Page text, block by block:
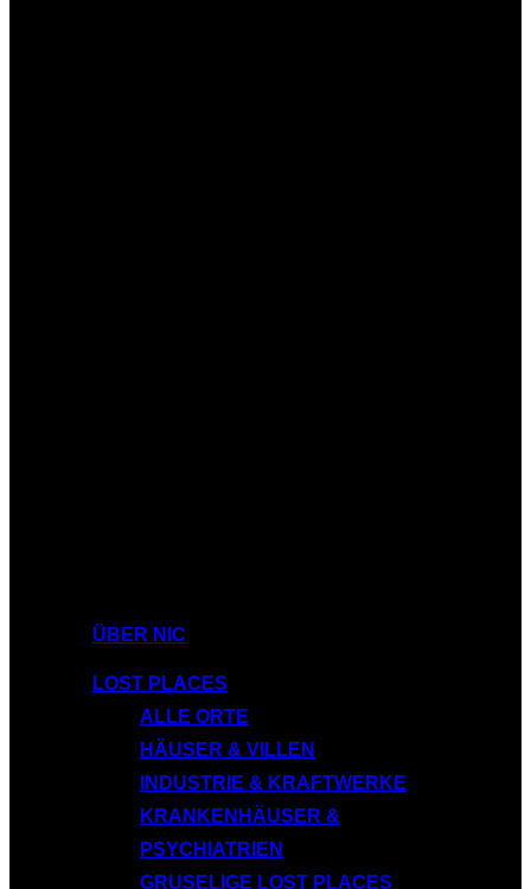
ÜBER NIC
LOST PLACES
ALLE ORTE
HÄUSER & VILLEN
INDUSTRIE & KRAFTWERKE
KRANKENHÄUSER &
PSYCHIATRIEN
GRUSELIGE LOST PLACES